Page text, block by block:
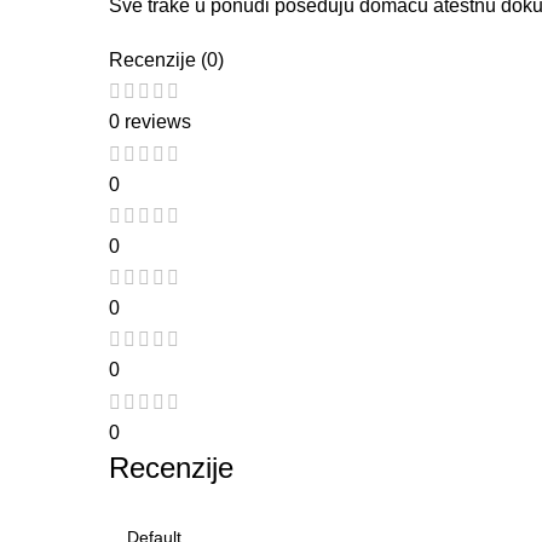
Sve trake u ponudi poseduju domaću atestnu
Recenzije (0)
0 reviews
0
0
0
0
0
Recenzije